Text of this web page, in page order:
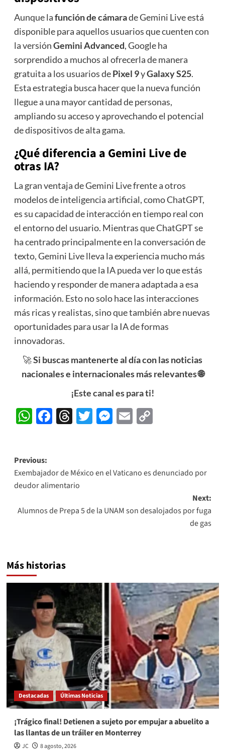
Aunque lafunción de cámarade Gemini Live está
disponible para aquellos usuarios que cuenten con
la versiónGemini Advanced, Google ha
sorprendido a muchos al ofrecerla de manera
gratuita a los usuarios dePixel 9yGalaxy S25.
Esta estrategia busca hacer que la nueva función
llegue a una mayor cantidad de personas,
ampliando su acceso y aprovechando el potencial
de dispositivos de alta gama.
¿Qué diferencia a Gemini Live de
otras IA?
La gran ventaja de Gemini Live frente a otros
modelos de inteligencia artificial, como ChatGPT,
es su capacidad de interacción en tiempo real con
el entorno del usuario. Mientras que ChatGPT se
ha centrado principalmente en la conversación de
texto, Gemini Live lleva la experiencia mucho más
allá, permitiendo que la IA pueda ver lo que estás
haciendo y responder de manera adaptada a esa
información. Esto no solo hace las interacciones
más ricas y realistas, sino que también abre nuevas
oportunidades para usar la IA de formas
innovadoras.
🚀Si buscas mantenerte al día con las noticias
nacionales e internacionales más relevantes 🌐
¡Este canal es para ti!
WhatsApp
Facebook
Threads
Twitter
Messenger
EmailCopy
Post
navigation
Previous:
Exembajador de México en el Vaticano es denunciado por
deudor alimentario
Next:
Alumnos de Prepa 5 de la UNAM son desalojados por fuga
de gas
Más historias
Destacadas Últimas Noticias
¡Trágico final! Detienen a sujeto por empujar a abuelito a
las llantas de un tráiler en Monterrey
JC 8 agosto, 2026